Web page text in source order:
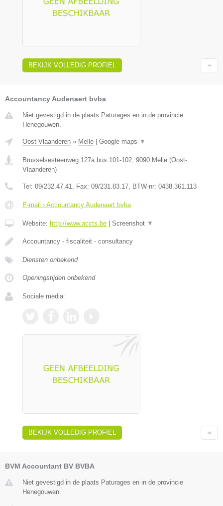
BEKIJK VOLLEDIG PROFIEL
Accountancy Audenaert bvba
Niet gevestigd in de plaats Paturages en in de provincie
Henegouwen.
Oost-Vlaanderen » Melle Google maps ▼
Brusselsesteenweg 127a bus 101-102, 9090 Melle (Oost-
Vlaanderen)
Tel: 09/232.47.41, Fax: 09/231.83.17, BTW-nr: 0438.361.113
E-mail › Accountancy Audenaert bvba
Website: http://www.accts.be Screenshot ▼
Accountancy - fiscaliteit - consultancy
Diensten onbekend
Openingstijden onbekend
Sociale media:
BEKIJK VOLLEDIG PROFIEL
BVM Accountant BV BVBA
Niet gevestigd in de plaats Paturages en in de provincie
Henegouwen.